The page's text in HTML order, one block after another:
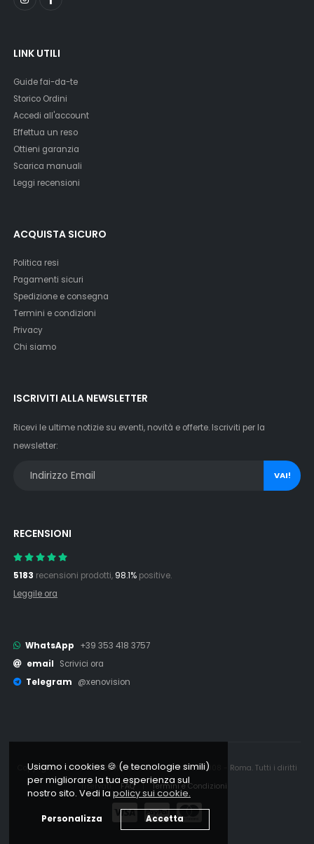
LINK UTILI
Guide fai-da-te
Storico Ordini
Accedi all'account
Effettua un reso
Ottieni garanzia
Scarica manuali
Leggi recensioni
ACQUISTA SICURO
Politica resi
Pagamenti sicuri
Spedizione e consegna
Termini e condizioni
Privacy
Chi siamo
ISCRIVITI ALLA NEWSLETTER
Ricevi le ultime notizie su eventi, novità e offerte. Iscriviti per la
newsletter:
VAI!
RECENSIONI
5183 recensioni prodotti, 98.1% positive.
Leggile ora
WhatsApp
+39 353 418 3757
email
Scrivici ora
Telegram
@xenovision
Copyright © 2006 - 2026 Xenovision.it - IT16245761008 - Roma. Tutti i diritti
riservati.
FAQ | Termini e Condizioni
Usiamo i cookies 🍪 (e tecnologie simili)
per migliorare la tua esperienza sul
nostro sito. Vedi la policy sui cookie.
Personalizza Accetta